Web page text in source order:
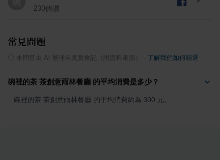
230個讚
常見問題
本問答由 AI 整理自真實食記（附資料來源） 了解我們如何精選
碗裡的茶 茶創意雨林餐廳 的平均消費是多少？
碗裡的茶 茶創意雨林餐廳 的平均消費約為 300 元。